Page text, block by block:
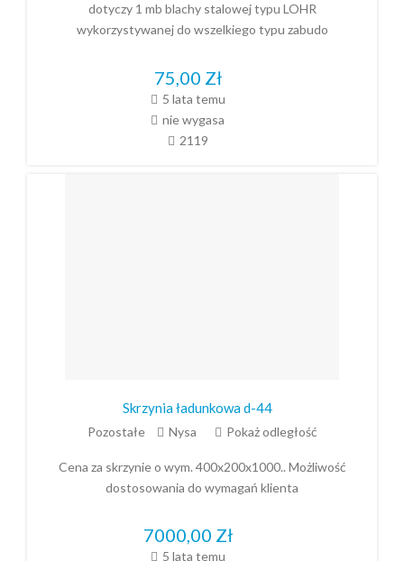
dotyczy 1 mb blachy stalowej typu LOHR
wykorzystywanej do wszelkiego typu zabudo
75,00 Zł
5 lata temu
nie wygasa
2119
Skrzynia ładunkowa d-44
Pozostałe Nysa Pokaż odległość
Cena za skrzynie o wym. 400x200x1000.. Możliwość
dostosowania do wymagań klienta
7000,00 Zł
5 lata temu